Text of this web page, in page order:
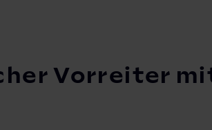
Vorreiter